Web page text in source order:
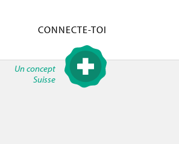
CONNECTE-TOI
Un concept
Suisse